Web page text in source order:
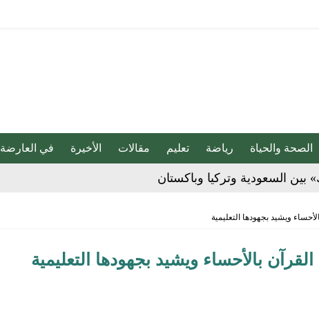
الصحة والحياة رياضة تعليم مقالات الأخيرة في العارضة
منتجات قهوة وشوكولاتة مضاف إليها الجينسنغ
ويشيد بجهودها التعليمية
بالأحساء ويشيد بجهودها التعليمية